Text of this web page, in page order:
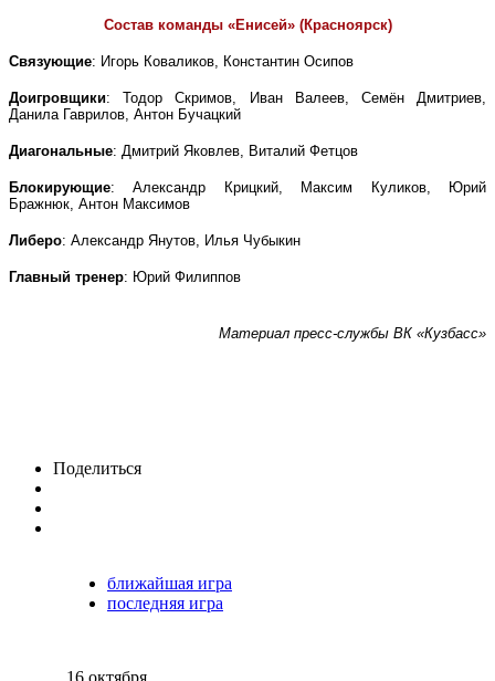
Состав команды «Енисей» (Красноярск)
Связующие: Игорь Коваликов, Константин Осипов
Доигровщики: Тодор Скримов, Иван Валеев, Семён Дмитриев,
Данила Гаврилов, Антон Бучацкий
Диагональные: Дмитрий Яковлев, Виталий Фетцов
Блокирующие: Александр Крицкий, Максим Куликов, Юрий
Бражнюк, Антон Максимов
Либеро: Александр Янутов, Илья Чубыкин
Главный тренер: Юрий Филиппов
Материал пресс-службы ВК «Кузбасс»
Поделиться
ближайшая игра
последняя игра
16 октября